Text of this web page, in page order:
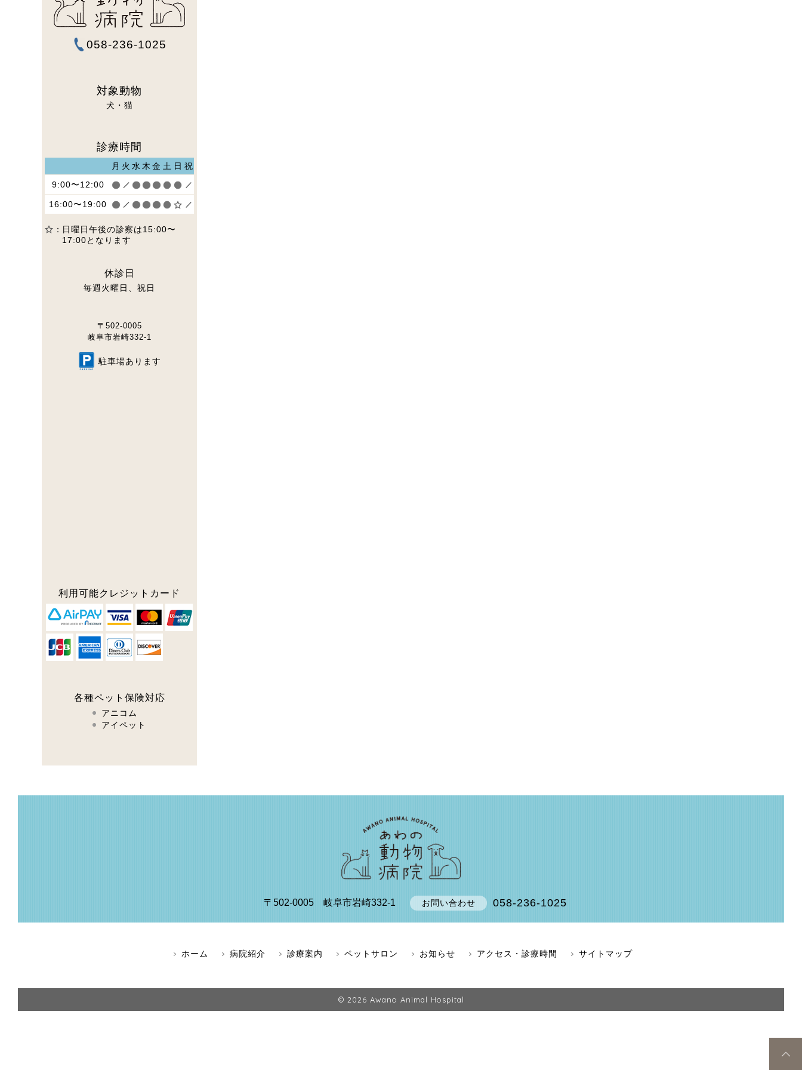
058-236-1025
対象動物
犬 猫
診療時間
月 火 水 木 金 土 日 祝
9:00〜12:00
16:00〜19:00
日曜日午後の診察は15:00〜
17:00となります
休診日
毎週火曜日 祝日
〒502-0005
岐阜市岩崎332-1
駐車場あります
利用可能クレジットカード
各種ペット保険対応
アニコム
アイペット
〒502-0005 岐阜市岩崎332-1 お問い合わせ 058-236-1025
ホーム 病院紹介 診療案内 ペットサロン お知らせ アクセス・診療時間 サイトマップ
© 2026 Awano Animal Hospital